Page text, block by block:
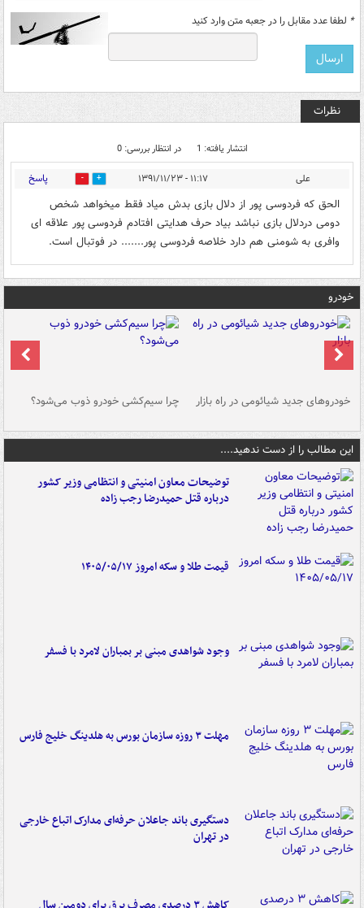
* لطفا عدد مقابل را در جعبه متن وارد کنید
نظرات
انتشار یافته: 1 در انتظار بررسی: 0
علی ۱۱:۱۷ - ۱۳۹۱/۱۱/۲۳ 0 پاسخ
الحق که فردوسی پور از دلال بازی بدش میاد فقط میخواهد شخص
دومی دردلال بازی نباشد بیاد حرف هدایتی افتادم فردوسی پور علاقه ای
وافری به شومنی هم دارد خلاصه فردوسی پور....... در فوتبال است.
خودرو
خودروهای جدید شیائومی در راه بازار چرا سیم‌کشی خودرو ذوب می‌شود؟
این مطالب را از دست ندهید....
توضیحات معاون امنیتی و انتظامی وزیر کشور
درباره قتل حمیدرضا رجب زاده
قیمت طلا و سکه امروز ۱۴۰۵/۰۵/۱۷
وجود شواهدی مبنی بر بمباران لامرد با فسفر
مهلت ۳ روزه سازمان بورس به هلدینگ خلیج فارس
دستگیری باند جاعلان حرفه‌ای مدارک اتباع خارجی
در تهران